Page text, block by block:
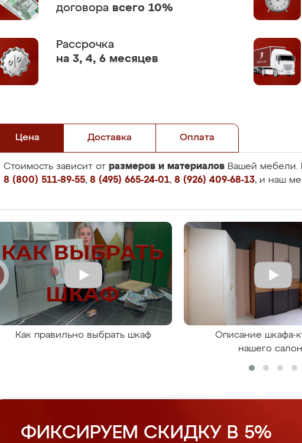
договора всего 10%
Рассрочка
на 3, 4, 6 месяцев
Цена Доставка Оплата
Стоимость зависит от размеров и материалов Вашей мебели.
8 (800) 511-89-55, 8 (495) 665-24-01, 8 (926) 409-68-13, и наш
Как правильно выбрать шкаф
Описание шкафа-
нашего
ФИКСИРУЕМ СКИДКУ В 5%